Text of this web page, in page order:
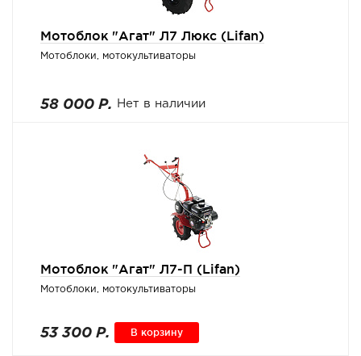
Мотоблок "Агат" Л7 Люкс (Lifan)
Мотоблоки, мотокультиваторы
58 000 Р. Нет в наличии
Мотоблок "Агат" Л7-П (Lifan)
Мотоблоки, мотокультиваторы
53 300 Р. В корзину